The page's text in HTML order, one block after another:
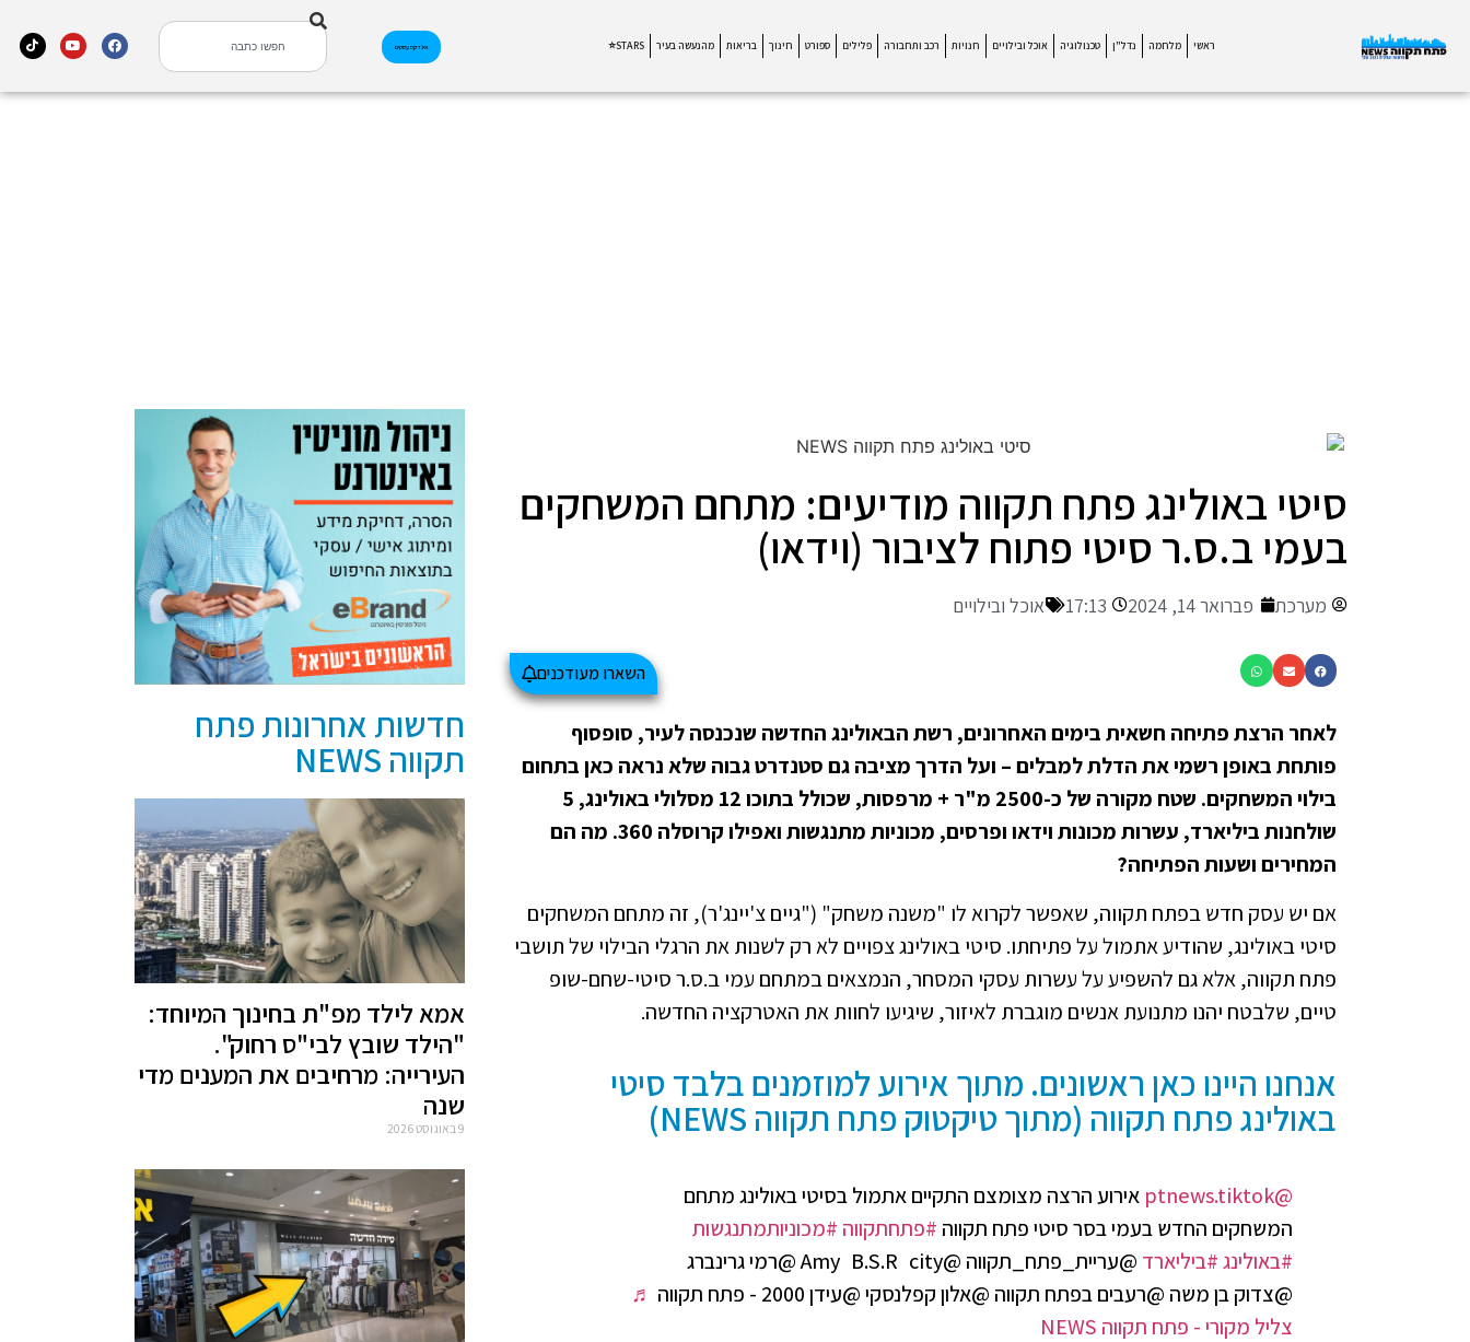
ראשי מלחמה נדל"ן טכנולוגיה אוכל ובילויים חנויות רכב ותחבורה פלילים ספורט חינוך בריאות מהנעשה בעיר STARS⭐ אינדקס עסקים
סיטי באולינג פתח תקווה מודיעים: מתחם המשחקים
בעמי ב.ס.ר סיטי פתוח לציבור (וידאו)
מערכת פברואר 14, 2024 17:13 אוכל ובילויים
השארו מעודכנים
לאחר הרצת פתיחה חשאית בימים האחרונים, רשת הבאולינג החדשה שנכנסה לעיר, סופסוף
פותחת באופן רשמי את הדלת למבלים – ועל הדרך מציבה גם סטנדרט גבוה שלא נראה כאן בתחום
בילוי המשחקים. שטח מקורה של כ-2500 מ"ר + מרפסות, שכולל בתוכו 12 מסלולי באולינג, 5
שולחנות ביליארד, עשרות מכונות וידאו ופרסים, מכוניות מתנגשות ואפילו קרוסלה 360. מה הם
המחירים ושעות הפתיחה?
אם יש עסק חדש בפתח תקווה, שאפשר לקרוא לו "משנה משחק" ("גיים צ'יינג'ר), זה מתחם המשחקים
סיטי באולינג, שהודיע אתמול על פתיחתו. סיטי באולינג צפויים לא רק לשנות את הרגלי הבילוי של תושבי
פתח תקווה, אלא גם להשפיע על עשרות עסקי המסחר, הנמצאים במתחם עמי ב.ס.ר סיטי-שחם-שופ
טיים, שלבטח יהנו מתנועת אנשים מוגברת לאיזור, שיגיעו לחוות את האטרקציה החדשה.
אנחנו היינו כאן ראשונים. מתוך אירוע למוזמנים בלבד סיטי
באולינג פתח תקווה (מתוך טיקטוק פתח תקווה NEWS)
@ptnews.tiktok
אירוע הרצה מצומצם התקיים אתמול בסיטי באולינג מתחם
המשחקים החדש בעמי בסר סיטי פתח תקווה #פתחתקווה #מכוניותמתנגשות
#באולינג#ביליארד
@עריית_פתח_תקווה @Amy B.S.R city @רמי גרינברג
@צדוק בן משה @רעבים בפתח תקווה @אלון קפלנסקי @עידן 2000 - פתח תקווה
♬
צליל מקורי - פתח תקווה NEWS
חדשות אחרונות פתח
תקווה NEWS
אמא לילד מפ"ת בחינוך המיוחד:
"הילד שובץ לבי"ס רחוק".
העירייה: מרחיבים את המענים מדי
שנה
9 באוגוסט 2026